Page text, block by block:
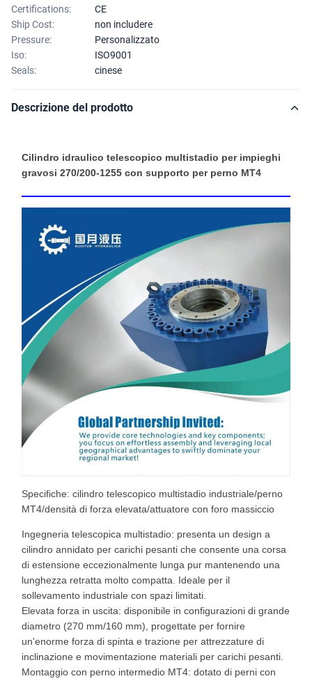
Certifications:
CE
Ship Cost:
non includere
Pressure:
Personalizzato
Iso:
ISO9001
Seals:
cinese
Descrizione del prodotto
Cilindro idraulico telescopico multistadio per impieghi
gravosi 270/200-1255 con supporto per perno MT4
Specifiche: cilindro telescopico multistadio industriale/perno
MT4/densità di forza elevata/attuatore con foro massiccio
Ingegneria telescopica multistadio: presenta un design a
cilindro annidato per carichi pesanti che consente una corsa
di estensione eccezionalmente lunga pur mantenendo una
lunghezza retratta molto compatta. Ideale per il
sollevamento industriale con spazi limitati.
Elevata forza in uscita: disponibile in configurazioni di grande
diametro (270 mm/160 mm), progettate per fornire
un'enorme forza di spinta e trazione per attrezzature di
inclinazione e movimentazione materiali per carichi pesanti.
Montaggio con perno intermedio MT4: dotato di perni con